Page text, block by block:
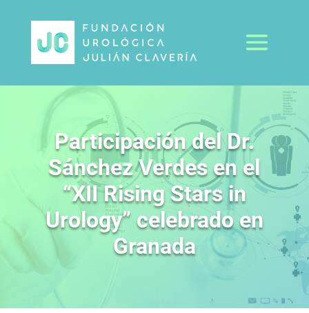
Participación del Dr.
Sánchez Verdes en el
“XII Rising Stars in
Urology” celebrado en
Granada